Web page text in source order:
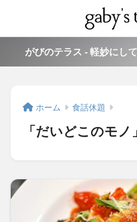
がびのテラス - 軽妙にし
ホーム 食話休題
「だいどこのモ